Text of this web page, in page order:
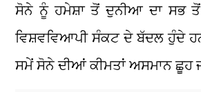
ਸੋਨੇ ਨੂੰ ਹਮੇਸ਼ਾ ਤੋਂ ਦੁਨੀਆ ਦਾ ਸਭ ਤੋਂ
ਵਿਸ਼ਵਵਿਆਪੀ ਸੰਕਟ ਦੇ ਬੱਦਲ ਹੁੰਦੇ
ਸਮੇਂ ਸੋਨੇ ਦੀਆਂ ਕੀਮਤਾਂ ਅਸਮਾਨ ਛੂਹ